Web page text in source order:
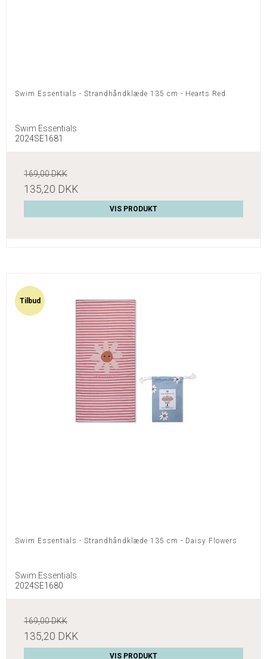
Swim Essentials - Strandhåndklæde 135 cm - Hearts Red
Swim Essentials
2024SE1681
169,00 DKK
135,20 DKK
VIS PRODUKT
Tilbud
Swim Essentials - Strandhåndklæde 135 cm - Daisy Flowers
Swim Essentials
2024SE1680
169,00 DKK
135,20 DKK
VIS PRODUKT